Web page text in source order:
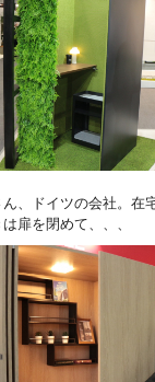
、ドイツの会社。在
扉を閉めて、、、